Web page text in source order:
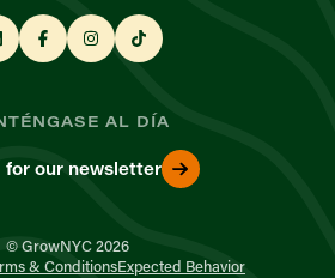
AL DÍA
for our newsletter
© GrowNYC 2026
& ConditionsExpected Behavior